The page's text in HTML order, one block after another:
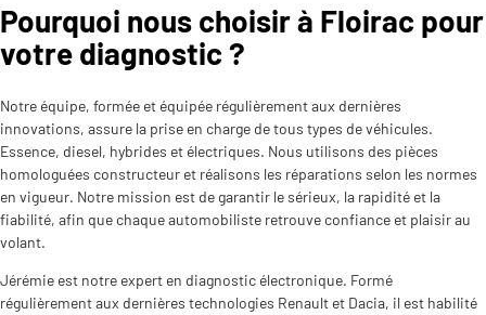
Pourquoi nous choisir à Floirac pour
votre diagnostic ?
Notre équipe, formée et équipée régulièrement aux dernières
innovations, assure la prise en charge de tous types de véhicules.
Essence, diesel, hybrides et électriques. Nous utilisons des pièces
homologuées constructeur et réalisons les réparations selon les normes
en vigueur. Notre mission est de garantir le sérieux, la rapidité et la
fiabilité, afin que chaque automobiliste retrouve confiance et plaisir au
volant.
Jérémie est notre expert en diagnostic électronique. Formé
régulièrement aux dernières technologies Renault et Dacia, il est habilité